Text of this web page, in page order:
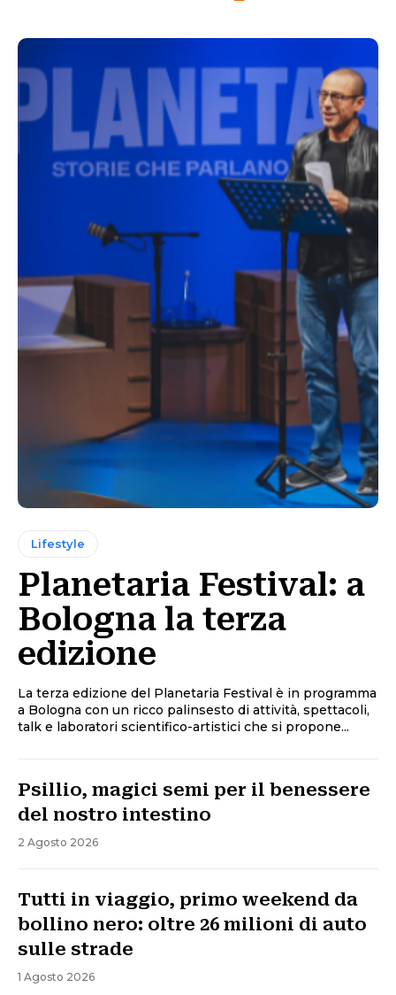
Lifestyle
Planetaria Festival: a
Bologna la terza
edizione
La terza edizione del Planetaria Festival è in programma
a Bologna con un ricco palinsesto di attività, spettacoli,
talk e laboratori scientifico-artistici che si propone...
Psillio, magici semi per il benessere
del nostro intestino
2 Agosto 2026
Tutti in viaggio, primo weekend da
bollino nero: oltre 26 milioni di auto
sulle strade
1 Agosto 2026